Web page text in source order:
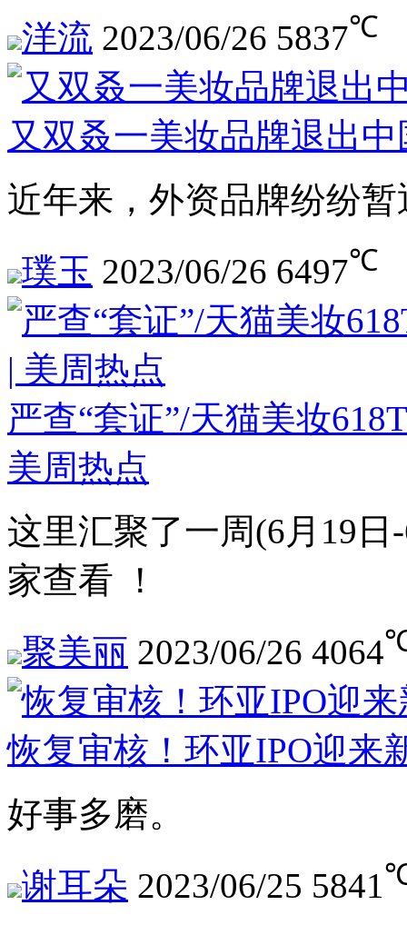
洋流 2023/06/26 5837℃
又双叒一美妆品牌退出
近年来，外资品牌纷纷
璞玉 2023/06/26 6497℃
严查“套证”/天猫美妆
美周热点
这里汇聚了一周(6月19
家查看 ！
聚美丽 2023/06/26 4064
恢复审核！环亚IPO迎来
好事多磨。
谢耳朵 2023/06/25 5841